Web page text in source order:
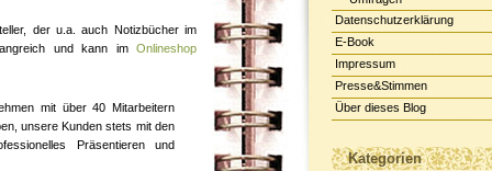
Datenschutzerklärung
E-Book
Impressum
Presse&Stimmen
Über dieses Blog
Kategorien
der u.a. auch Notizbücher im
und kann im Onlineshop
mit über 40 Mitarbeitern
unsere Kunden stets mit den
Präsentieren und